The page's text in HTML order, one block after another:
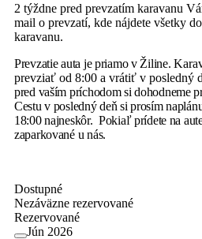
2 týždne pred prevzatím karavanu
mail o prevzatí, kde nájdete všetky
karavanu.
Prevzatie auta je priamo v Žiline.
prevziať od 8:00 a vrátiť v posledný
pred vaším príchodom si dohodneme
Cestu v posledný deň si prosím
18:00 najneskôr. Pokiaľ prídete na
zaparkované u nás.
Dostupné
Nezáväzne rezervované
Rezervované
Jún 2026